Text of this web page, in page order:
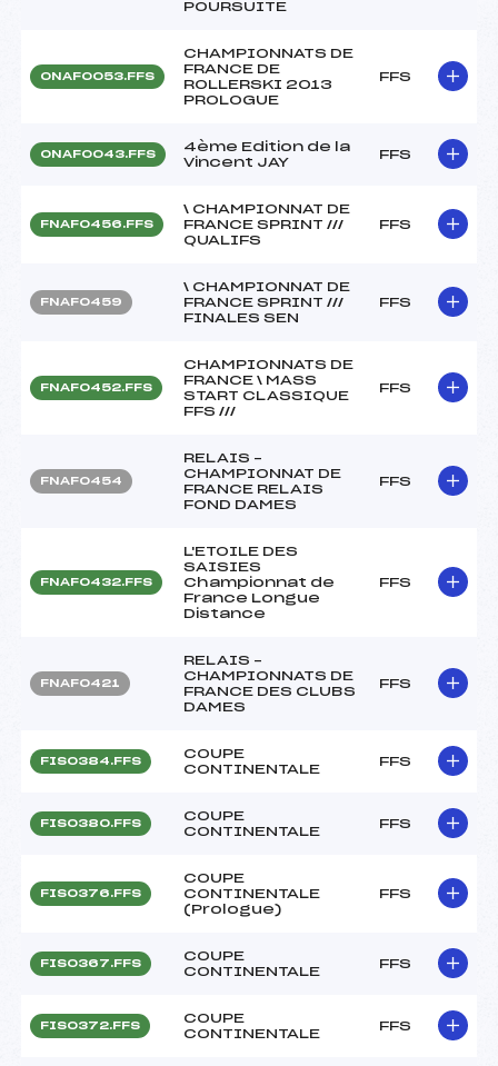
POURSUITE
ONAF0053.FFS
CHAMPIONNATS DE
FRANCE DE
ROLLERSKI 2013
PROLOGUE
FFS
ONAF0043.FFS
4ème Edition de la
Vincent JAY
FFS
FNAF0456.FFS
\ CHAMPIONNAT DE
FRANCE SPRINT ///
QUALIFS
FFS
FNAF0459
\ CHAMPIONNAT DE
FRANCE SPRINT ///
FINALES SEN
FFS
FNAF0452.FFS
CHAMPIONNATS DE
FRANCE \ MASS
START CLASSIQUE
FFS ///
FFS
FNAF0454
RELAIS –
CHAMPIONNAT DE
FRANCE RELAIS
FOND DAMES
FFS
FNAF0432.FFS
L'ETOILE DES
SAISIES
Championnat de
France Longue
Distance
FFS
FNAF0421
RELAIS –
CHAMPIONNATS DE
FRANCE DES CLUBS
DAMES
FFS
FIS0384.FFS
COUPE
CONTINENTALE
FFS
FIS0380.FFS
COUPE
CONTINENTALE
FFS
FIS0376.FFS
COUPE
CONTINENTALE
(Prologue)
FFS
FIS0367.FFS
COUPE
CONTINENTALE
FFS
FIS0372.FFS
COUPE
CONTINENTALE
FFS